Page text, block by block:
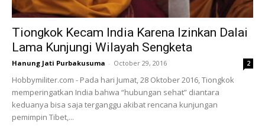
Tiongkok Kecam India Karena Izinkan Dalai
Lama Kunjungi Wilayah Sengketa
Hanung Jati Purbakusuma - October 29, 2016 2
Hobbymiliter.com - Pada hari Jumat, 28 Oktober 2016, Tiongkok
memperingatkan India bahwa “hubungan sehat” diantara
keduanya bisa saja terganggu akibat rencana kunjungan
pemimpin Tibet,...